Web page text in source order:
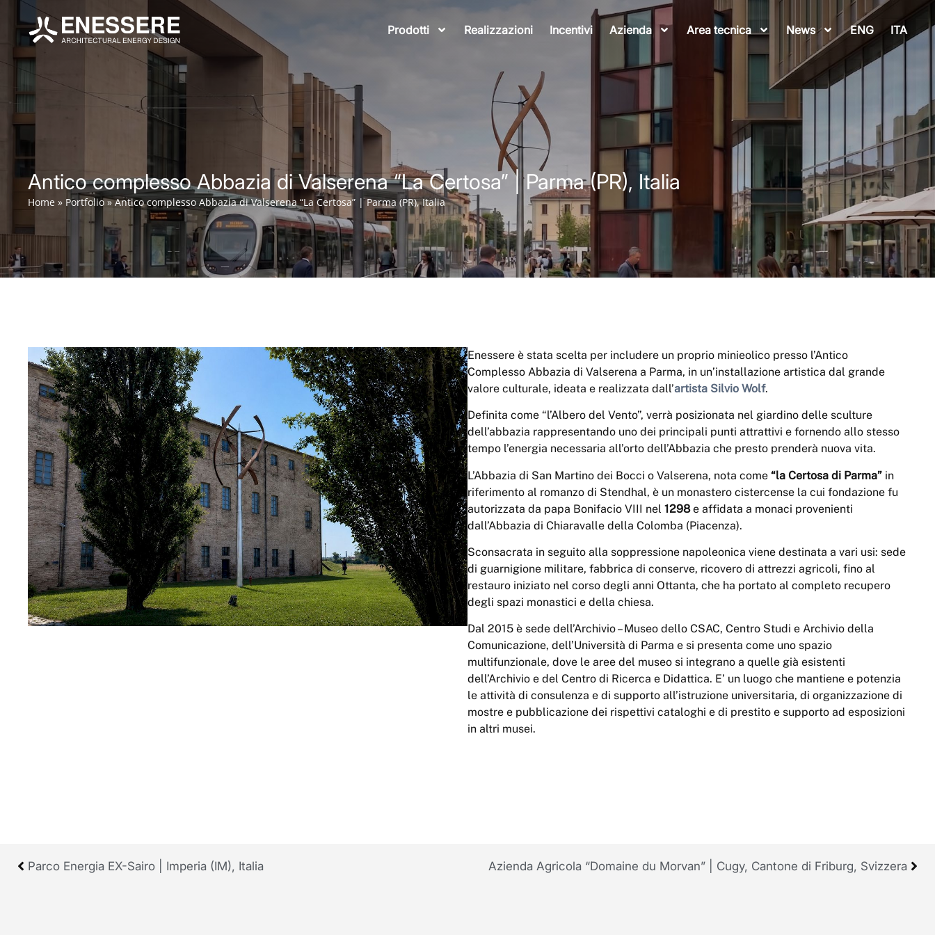
Prodotti Realizzazioni Incentivi Azienda Area tecnica News ENG ITA
Antico complesso Abbazia di Valserena “La Certosa” | Parma (PR), Italia
Home » Portfolio»Antico complesso Abbazia di Valserena “La Certosa” | Parma (PR), Italia
Enessere è stata scelta per includere un proprio minieolico presso l’Antico
Complesso Abbazia di Valserena a Parma, in un’installazione artistica dal grande
valore culturale, ideata e realizzata dall’artista Silvio Wolf.
Definita come “l’Albero del Vento”, verrà posizionata nel giardino delle sculture
dell’abbazia rappresentando uno dei principali punti attrattivi e fornendo allo stesso
tempo l’energia necessaria all’orto dell’Abbazia che presto prenderà nuova vita.
L’Abbazia di San Martino dei Bocci o Valserena, nota come “la Certosa di Parma” in
riferimento al romanzo di Stendhal, è un monastero cistercense la cui fondazione fu
autorizzata da papa Bonifacio VIII nel 1298e affidata a monaci provenienti
dall’Abbazia di Chiaravalle della Colomba (Piacenza).
Sconsacrata in seguito alla soppressione napoleonica viene destinata a vari usi: sede
di guarnigione militare, fabbrica di conserve, ricovero di attrezzi agricoli, fino al
restauro iniziato nel corso degli anni Ottanta, che ha portato al completo recupero
degli spazi monastici e della chiesa.
Dal 2015 è sede dell’Archivio – Museo dello CSAC, Centro Studi e Archivio della
Comunicazione, dell’Università di Parma e si presenta come uno spazio
multifunzionale, dove le aree del museo si integrano a quelle già esistenti
dell’Archivio e del Centro di Ricerca e Didattica. E’ un luogo che mantiene e potenzia
le attività di consulenza e di supporto all’istruzione universitaria, di organizzazione di
mostre e pubblicazione dei rispettivi cataloghi e di prestito e supporto ad esposizioni
in altri musei.
Parco Energia EX-Sairo | Imperia (IM), Italia Azienda Agricola “Domaine du Morvan” | Cugy, Cantone di Friburg, Svizzera